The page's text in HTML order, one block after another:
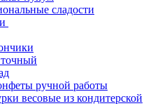
сладости
ручной работы
весовые из кондитерской